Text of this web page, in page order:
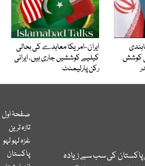
کوشش
ایران-امریکا معاہدے کی بحالی
کیلیے کوششیں جاری ہیں، ایرانی
رکن پارلیمنٹ
پاکستان کی سب سے زیادہ
صفحۂ اول
تازہ ترین
غزہ لہو لہو
پاکستان